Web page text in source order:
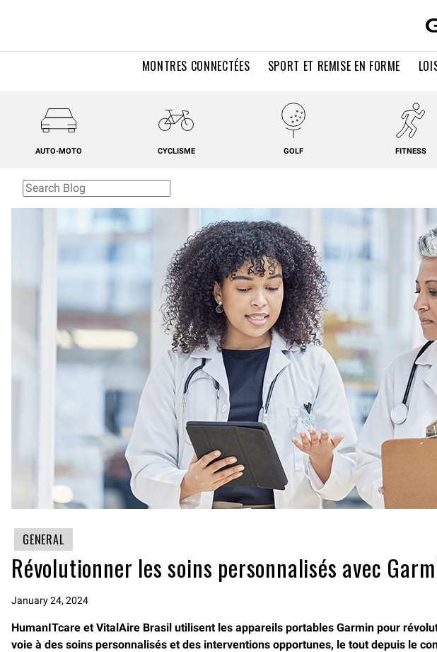
MONTRES CONNECTÉES SPORT ET REMISE EN FORME
AUTO-MOTO CYCLISME GOLF FITNESS
GENERAL
Révolutionner les soins personnalisés avec
January 24, 2024
HumanITcare et VitalAire Brasil utilisent les appareils portables Garmin pour
voie à des soins personnalisés et des interventions opportunes, le tout depuis le